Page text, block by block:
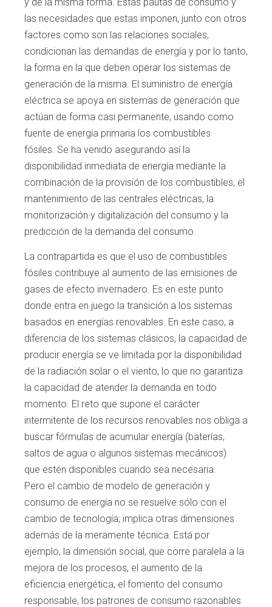
las necesidades que estas imponen, junto con otros
factores como son las relaciones sociales,
condicionan las demandas de energía y por lo tanto,
la forma en la que deben operar los sistemas de
generación de la misma. El suministro de energía
eléctrica se apoya en sistemas de generación que
actúan de forma casi permanente, usando como
fuente de energía primaria los combustibles
fósiles. Se ha venido asegurando así la
disponibilidad inmediata de energía mediante la
combinación de la provisión de los combustibles, el
mantenimiento de las centrales eléctricas, la
monitorización y digitalización del consumo y la
predicción de la demanda del consumo.
La contrapartida es que el uso de combustibles
fósiles contribuye al aumento de las emisiones de
gases de efecto invernadero. Es en este punto
donde entra en juego la transición a los sistemas
basados en energías renovables. En este caso, a
diferencia de los sistemas clásicos, la capacidad de
producir energía se ve limitada por la disponibilidad
de la radiación solar o el viento, lo que no garantiza
la capacidad de atender la demanda en todo
momento. El reto que supone el carácter
intermitente de los recursos renovables nos obliga a
buscar fórmulas de acumular energía (baterías,
saltos de agua o algunos sistemas mecánicos)
que estén disponibles cuando sea necesaria.
Pero el cambio de modelo de generación y
consumo de energía no se resuelve sólo con el
cambio de tecnología; implica otras dimensiones
además de la meramente técnica. Está por
ejemplo, la dimensión social, que corre paralela a la
mejora de los procesos, el aumento de la
eficiencia energética, el fomento del consumo
responsable, los patrones de consumo razonables